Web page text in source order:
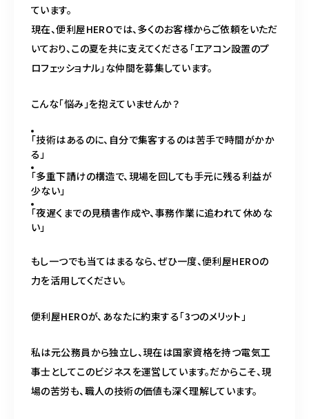
ています。
現在、便利屋HEROでは、多くのお客様からご依頼をいただ
いており、この夏を共に支えてくださる「エアコン設置のプ
ロフェッショナル」な仲間を募集しています。
こんな「悩み」を抱えていませんか？
「技術はあるのに、自分で集客するのは苦手で時間がかか
る」
「多重下請けの構造で、現場を回しても手元に残る利益が
少ない」
「夜遅くまでの見積書作成や、事務作業に追われて休めな
い」
もし一つでも当てはまるなら、ぜひ一度、便利屋HEROの
力を活用してください。
便利屋HEROが、あなたに約束する「3つのメリット」
私は元公務員から独立し、現在は国家資格を持つ電気工
事士としてこのビジネスを運営しています。だからこそ、現
場の苦労も、職人の技術の価値も深く理解しています。